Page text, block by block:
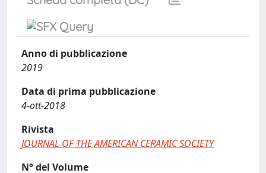
Anno di pubblicazione
2019
Data di prima pubblicazione
4-ott-2018
Rivista
JOURNAL OF THE AMERICAN CERAMIC SOCIETY
N° del Volume